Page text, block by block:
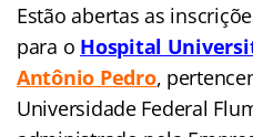
Estão abertas as
para o Hospital
Antônio Pedro,
Universidade Federal